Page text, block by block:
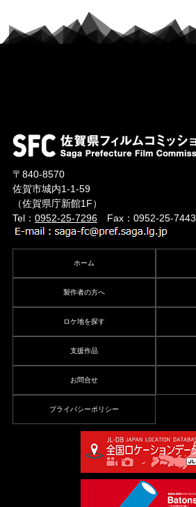
〒840-8570
佐賀市城内1-1-59
（佐賀県庁新館1F）
Tel： 0952-25-7296Fax：0952-25-7443
ホーム
製作者の方へ
ロケ地を探す
支援作品
お問合せ
プライバシーポリシー